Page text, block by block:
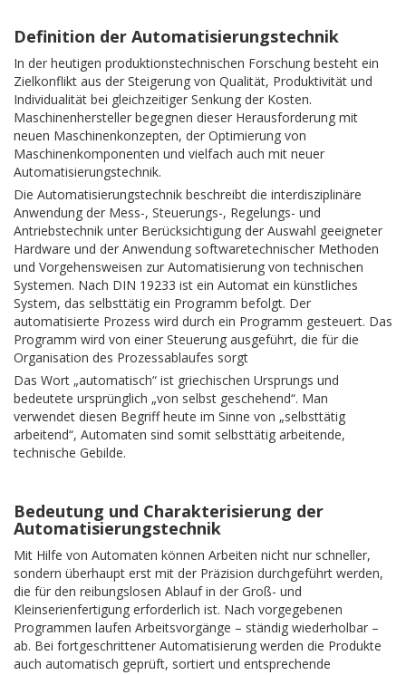
Definition der Automatisierungstechnik
In der heutigen produktionstechnischen Forschung besteht ein
Zielkonflikt aus der Steigerung von Qualität, Produktivität und
Individualität bei gleichzeitiger Senkung der Kosten.
Maschinenhersteller begegnen dieser Herausforderung mit
neuen Maschinenkonzepten, der Optimierung von
Maschinenkomponenten und vielfach auch mit neuer
Automatisierungstechnik.
Die Automatisierungstechnik beschreibt die interdisziplinäre
Anwendung der Mess-, Steuerungs-, Regelungs- und
Antriebstechnik unter Berücksichtigung der Auswahl geeigneter
Hardware und der Anwendung softwaretechnischer Methoden
und Vorgehensweisen zur Automatisierung von technischen
Systemen. Nach DIN 19233 ist ein Automat ein künstliches
System, das selbsttätig ein Programm befolgt. Der
automatisierte Prozess wird durch ein Programm gesteuert. Das
Programm wird von einer Steuerung ausgeführt, die für die
Organisation des Prozessablaufes sorgt
Das Wort „automatisch“ ist griechischen Ursprungs und
bedeutete ursprünglich „von selbst geschehend“. Man
verwendet diesen Begriff heute im Sinne von „selbsttätig
arbeitend“, Automaten sind somit selbsttätig arbeitende,
technische Gebilde.
Bedeutung und Charakterisierung der
Automatisierungstechnik
Mit Hilfe von Automaten können Arbeiten nicht nur schneller,
sondern überhaupt erst mit der Präzision durchgeführt werden,
die für den reibungslosen Ablauf in der Groß- und
Kleinserienfertigung erforderlich ist. Nach vorgegebenen
Programmen laufen Arbeitsvorgänge – ständig wiederholbar –
ab. Bei fortgeschrittener Automatisierung werden die Produkte
auch automatisch geprüft, sortiert und entsprechende